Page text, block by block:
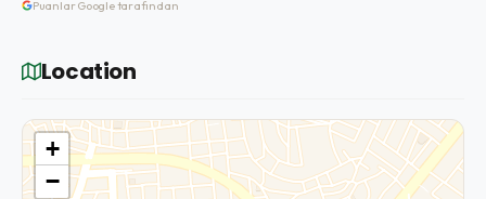
Puanlar Google tarafından
Location
+
−